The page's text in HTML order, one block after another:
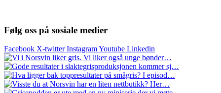
Følg oss på sosiale medier
Facebook X-twitter InstagramYoutube Linkedin